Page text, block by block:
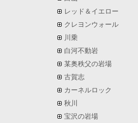
レッド＆イエロー
クレヨンウォール
川乗
白河不動岩
某奥秩父の岩場
古賀志
カーネルロック
秋川
宝沢の岩場